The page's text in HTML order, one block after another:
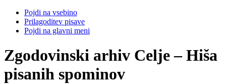
Pojdi na vsebino
Prilagoditev pisave
Pojdi na glavni meni
Zgodovinski arhiv Celje – Hiša
pisanih spominov